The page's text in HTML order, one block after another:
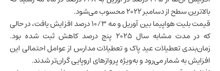
بالاترین سطح از دسامبر ۲۰۲۲ محسوب می‌شود.
قیمت بلیت هواپیما بین آوریل و مه ۱۰/۳ درصد افزایش یافت، در حالی
که در مدت مشابه سال ۲۰۲۵ پنج درصد کاهش ثبت شده بود.
زمان‌بندی تعطیلات عید پاک و تعطیلات مدارس از عوامل احتمالی این
افزایش به شمار می‌رود و به‌ویژه پروازهای اروپایی گران‌تر شدند.